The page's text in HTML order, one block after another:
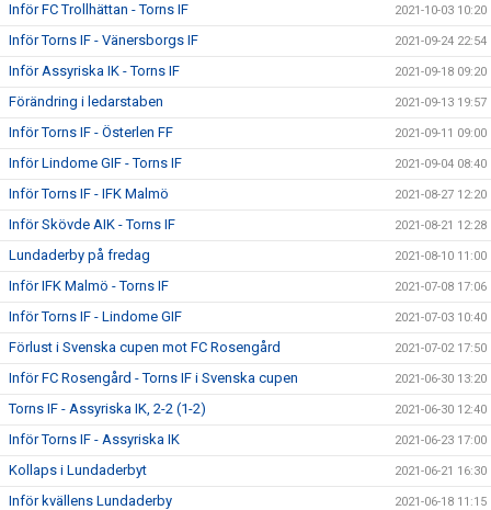
Inför FC Trollhättan - Torns IF 2021-10-03 10:20
Inför Torns IF - Vänersborgs IF 2021-09-24 22:54
Inför Assyriska IK - Torns IF 2021-09-18 09:20
Förändring i ledarstaben 2021-09-13 19:57
Inför Torns IF - Österlen FF 2021-09-11 09:00
Inför Lindome GIF - Torns IF 2021-09-04 08:40
Inför Torns IF - IFK Malmö 2021-08-27 12:20
Inför Skövde AIK - Torns IF 2021-08-21 12:28
Lundaderby på fredag 2021-08-10 11:00
Inför IFK Malmö - Torns IF 2021-07-08 17:06
Inför Torns IF - Lindome GIF 2021-07-03 10:40
Förlust i Svenska cupen mot FC Rosengård 2021-07-02 17:50
Inför FC Rosengård - Torns IF i Svenska cupen 2021-06-30 13:20
Torns IF - Assyriska IK, 2-2 (1-2) 2021-06-30 12:40
Inför Torns IF - Assyriska IK 2021-06-23 17:00
Kollaps i Lundaderbyt 2021-06-21 16:30
Inför kvällens Lundaderby 2021-06-18 11:15